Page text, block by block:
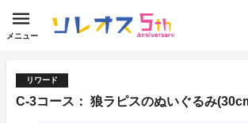
メニュー
リワード
C-3コース： 狼ラピスのぬいぐるみ